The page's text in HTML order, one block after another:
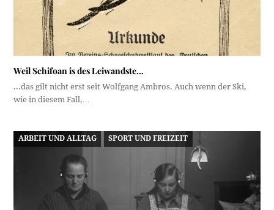
Weil Schifoan is des Leiwandste…
...das gilt nicht erst seit Wolfgang Ambros. Auch wenn der Ski,
wie in diesem Fall,…
ARBEIT UND ALLTAG SPORT UND FREIZEIT